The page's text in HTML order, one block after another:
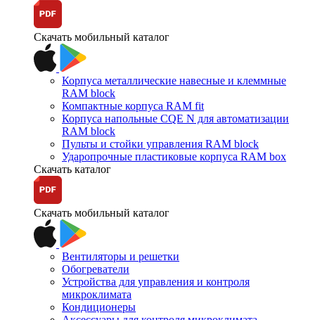
Скачать мобильный каталог
Корпуса металлические навесные и клеммные
RAM block
Компактные корпуса RAM fit
Корпуса напольные CQE N для автоматизации
RAM block
Пульты и стойки управления RAM block
Ударопрочные пластиковые корпуса RAM box
Скачать каталог
Скачать мобильный каталог
Вентиляторы и решетки
Обогреватели
Устройства для управления и контроля
микроклимата
Кондиционеры